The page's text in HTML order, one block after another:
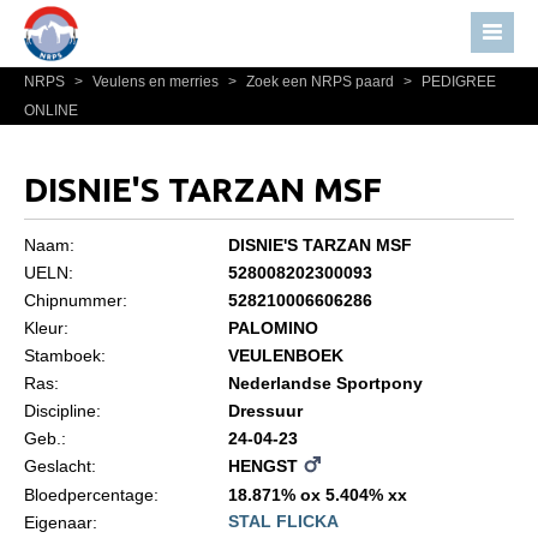
Home
Nieuws
Bestuur NRPS
Informatie
Statuten en reglementen
Algemeen
Paardenpaspoort aanvragen
NRPS > Veulens en merries > Zoek een NRPS paard >
PEDIGREE
ONLINE
DISNIE'S TARZAN MSF
Naam:
DISNIE'S TARZAN MSF
UELN:
528008202300093
Chipnummer:
528210006606286
Kleur:
PALOMINO
Stamboek:
VEULENBOEK
Ras:
Nederlandse Sportpony
Discipline:
Dressuur
Geb.:
24-04-23
Geslacht:
HENGST
Bloedpercentage:
18.871% ox 5.404% xx
Eigenaar:
STAL FLICKA